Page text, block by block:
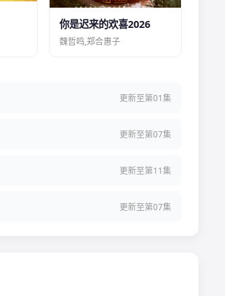
你是迟来的欢喜2026
魏哲鸣,郑合惠子
更新至第01集
更新至第07集
更新至第11集
更新至第07集